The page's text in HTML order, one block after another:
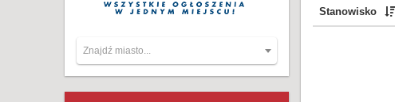
Znajdź miasto...
Stanowisko